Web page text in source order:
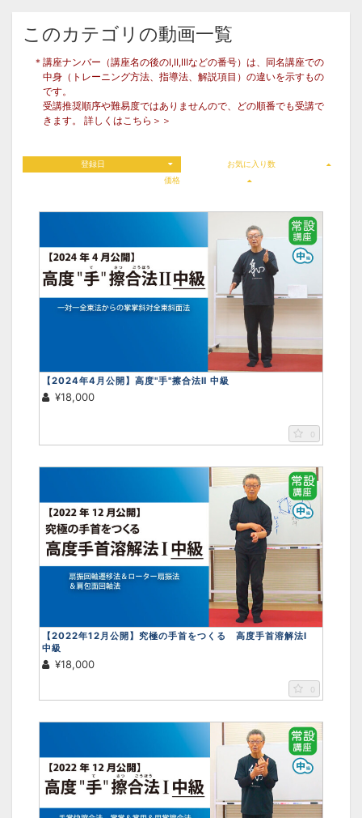
このカテゴリの動画一覧
＊講座ナンバー（講座名の後のⅠ,Ⅱ,Ⅲなどの番号）は、同名講座での
中身（トレーニング方法、指導法、解説項目）の違いを示すもの
です。
受講推奨順序や難易度ではありませんので、どの順番でも受講で
きます。 詳しくはこちら＞＞
登録日
お気に入り数
価格
【2024年4月公開】高度"手"擦合法Ⅱ 中級
¥18,000
0
【2022年12月公開】究極の手首をつくる 高度手首溶解法Ⅰ
中級
¥18,000
0